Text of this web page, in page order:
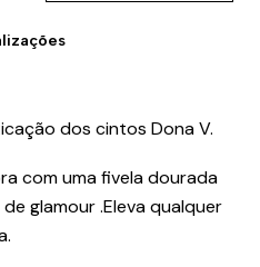
dos cintos Dona V.
com uma fivela dourada
glamour .Eleva qualquer